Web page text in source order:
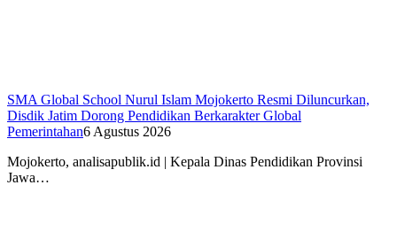
SMA Global School Nurul Islam Mojokerto Resmi Diluncurkan,
Disdik Jatim Dorong Pendidikan Berkarakter Global
Pemerintahan6 Agustus 2026
Mojokerto, analisapublik.id | Kepala Dinas Pendidikan Provinsi
Jawa…